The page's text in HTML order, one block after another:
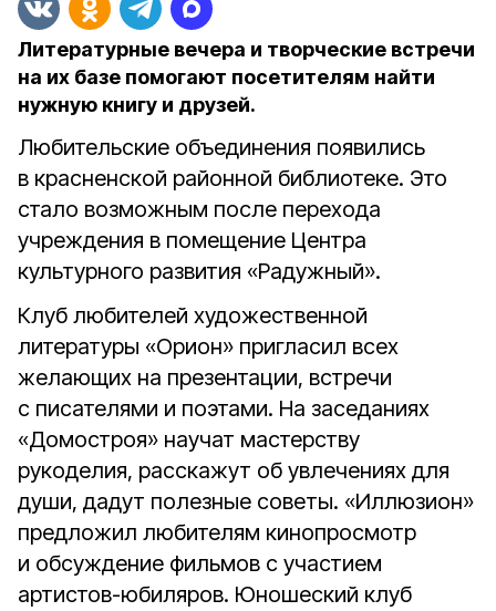
Литературные вечера и творческие встречи
на их базе помогают посетителям найти
нужную книгу и друзей.
Любительские объединения появились
в красненской районной библиотеке. Это
стало возможным после перехода
учреждения в помещение Центра
культурного развития «Радужный».
Клуб любителей художественной
литературы «Орион» пригласил всех
желающих на презентации, встречи
с писателями и поэтами. На заседаниях
«Домостроя» научат мастерству
рукоделия, расскажут об увлечениях для
души, дадут полезные советы. «Иллюзион»
предложил любителям кинопросмотр
и обсуждение фильмов с участием
артистов-юбиляров. Юношеский клуб